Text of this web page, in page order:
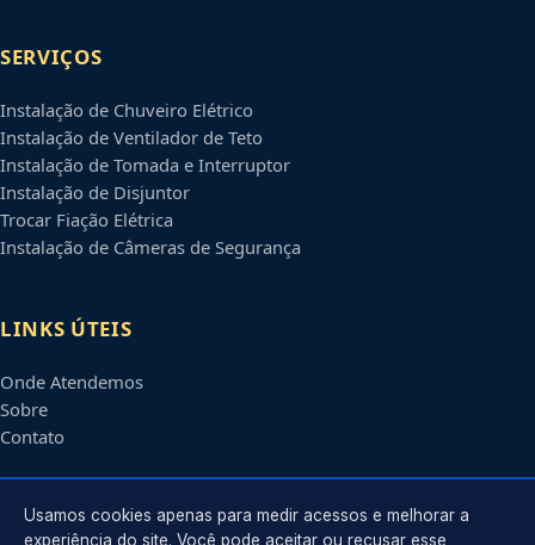
SERVIÇOS
Instalação de Chuveiro Elétrico
Instalação de Ventilador de Teto
Instalação de Tomada e Interruptor
Instalação de Disjuntor
Trocar Fiação Elétrica
Instalação de Câmeras de Segurança
LINKS ÚTEIS
Onde Atendemos
Sobre
Contato
CONTATO
Usamos cookies apenas para medir acessos e melhorar a
experiência do site. Você pode aceitar ou recusar esse